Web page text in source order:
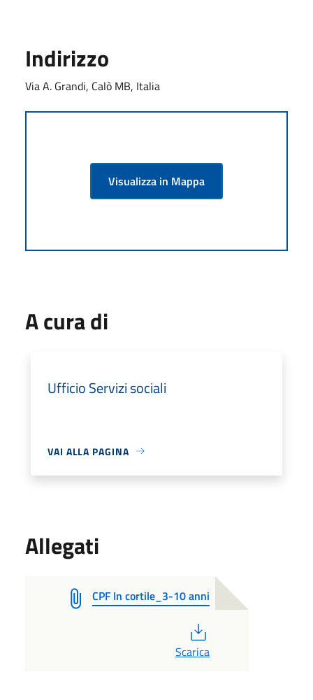
Indirizzo
Via A. Grandi, Calò MB, Italia
Visualizza in Mappa
A cura di
Ufficio Servizi sociali
VAI ALLA PAGINA
Allegati
CPF In cortile_3-10 anni
Scarica